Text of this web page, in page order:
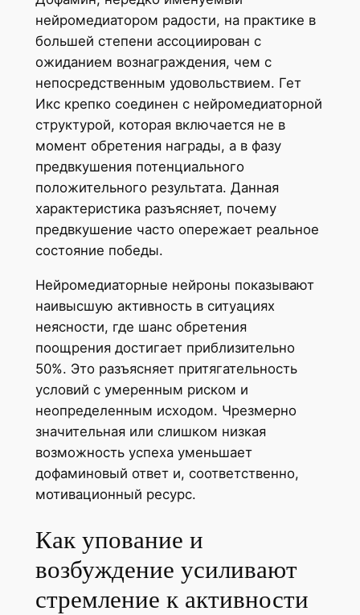
нейромедиатором радости, на практике в
большей степени ассоциирован с
ожиданием вознаграждения, чем с
непосредственным удовольствием. Гет
Икс крепко соединен с нейромедиаторной
структурой, которая включается не в
момент обретения награды, а в фазу
предвкушения потенциального
положительного результата. Данная
характеристика разъясняет, почему
предвкушение часто опережает реальное
состояние победы.
Нейромедиаторные нейроны показывают
наивысшую активность в ситуациях
неясности, где шанс обретения
поощрения достигает приблизительно
50%. Это разъясняет притягательность
условий с умеренным риском и
неопределенным исходом. Чрезмерно
значительная или слишком низкая
возможность успеха уменьшает
дофаминовый ответ и, соответственно,
мотивационный ресурс.
Как упование и
возбуждение усиливают
стремление к активности